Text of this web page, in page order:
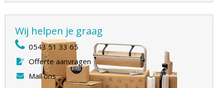
Wij helpen je graag
0543 51 33 65
Offerte aanvragen
Mail ons